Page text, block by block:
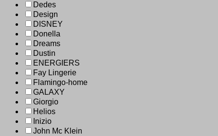
Dedes
Design
DISNEY
Donella
Dreams
Dustin
ENERGIERS
Fay Lingerie
Flamingo-home
GALAXY
Giorgio
Helios
Inizio
John Mc Klein